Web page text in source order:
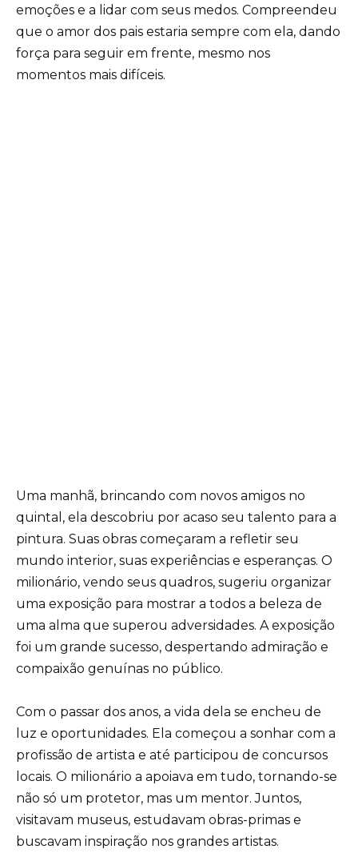
emoções e a lidar com seus medos. Compreendeu
que o amor dos pais estaria sempre com ela, dando
força para seguir em frente, mesmo nos
momentos mais difíceis.
Uma manhã, brincando com novos amigos no
quintal, ela descobriu por acaso seu talento para a
pintura. Suas obras começaram a refletir seu
mundo interior, suas experiências e esperanças. O
milionário, vendo seus quadros, sugeriu organizar
uma exposição para mostrar a todos a beleza de
uma alma que superou adversidades. A exposição
foi um grande sucesso, despertando admiração e
compaixão genuínas no público.
Com o passar dos anos, a vida dela se encheu de
luz e oportunidades. Ela começou a sonhar com a
profissão de artista e até participou de concursos
locais. O milionário a apoiava em tudo, tornando-se
não só um protetor, mas um mentor. Juntos,
visitavam museus, estudavam obras-primas e
buscavam inspiração nos grandes artistas.